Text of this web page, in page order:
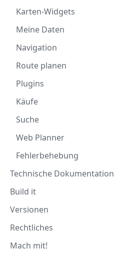
Karten-Widgets
Meine Daten
Navigation
Route planen
Plugins
Käufe
Suche
Web Planner
Fehlerbehebung
Technische Dokumentation
Build it
Versionen
Rechtliches
Mach mit!